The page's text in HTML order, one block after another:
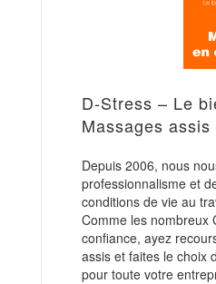
D-Stress – Le
Massages
Depuis 2006, nous
professionnalisme et
conditions de vie au
Comme les nombreux
confiance, ayez
assis et faites le choix
pour toute votre